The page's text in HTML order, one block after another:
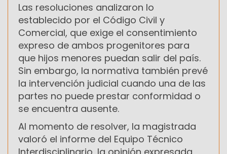
Las resoluciones analizaron lo
establecido por el Código Civil y
Comercial, que exige el consentimiento
expreso de ambos progenitores para
que hijos menores puedan salir del país.
Sin embargo, la normativa también prevé
la intervención judicial cuando una de las
partes no puede prestar conformidad o
se encuentra ausente.
Al momento de resolver, la magistrada
valoró el informe del Equipo Técnico